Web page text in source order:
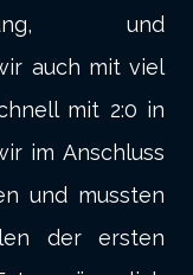
und
auch mit viel
mit 2:0 in
im Anschluss
und mussten
der ersten